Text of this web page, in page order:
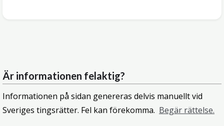
Är informationen felaktig?
Informationen på sidan genereras delvis manuellt vid
Sveriges tingsrätter. Fel kan förekomma. Begär rättelse.